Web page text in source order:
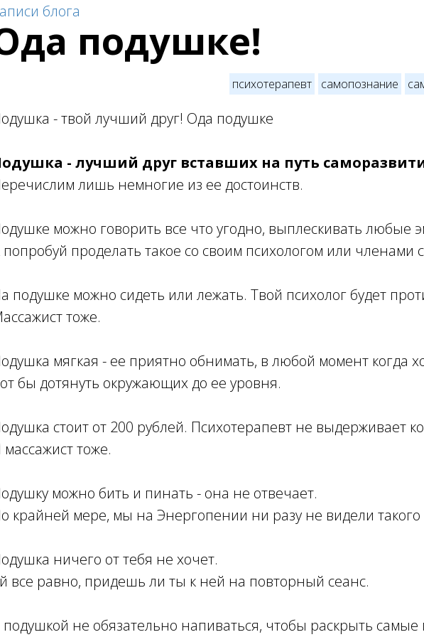
блога
подушке!
психотерапевт самопознание
- твой лучший друг! Ода подушке
- лучший друг вставших на путь
лишь немногие из ее достоинств.
можно говорить все что угодно, выплескивать любые
проделать такое со своим психологом или членами
подушке можно сидеть или лежать. Твой психолог будет
тоже.
мягкая - ее приятно обнимать, в любой момент когда
бы дотянуть окружающих до ее уровня.
стоит от 200 рублей. Психотерапевт не выдерживает
массажист тоже.
можно бить и пинать - она не отвечает.
крайней мере, мы на Энергопении ни разу не видели такого
ничего от тебя не хочет.
все равно, придешь ли ты к ней на повторный сеанс.
подушкой не обязательно напиваться, чтобы раскрыть